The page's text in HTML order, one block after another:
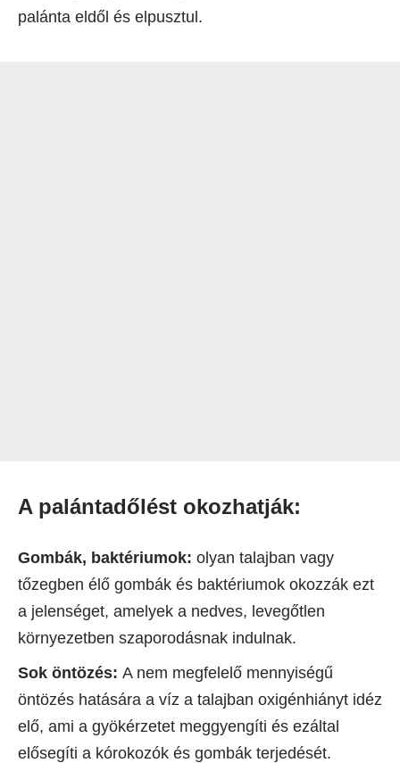
palánta eldől és elpusztul.
A palántadőlést okozhatják:
Gombák, baktériumok: olyan talajban vagy
tőzegben élő gombák és baktériumok okozzák ezt
a jelenséget, amelyek a nedves, levegőtlen
környezetben szaporodásnak indulnak.
Sok öntözés: A nem megfelelő mennyiségű
öntözés hatására a víz a talajban oxigénhiányt idéz
elő, ami a gyökérzetet meggyengíti és ezáltal
elősegíti a kórokozók és gombák terjedését.